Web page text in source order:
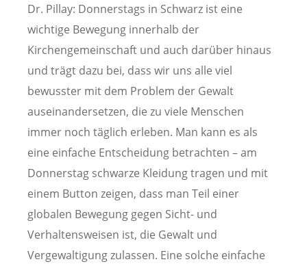
Dr. Pillay: Donnerstags in Schwarz ist eine
wichtige Bewegung innerhalb der
Kirchengemeinschaft und auch darüber hinaus
und trägt dazu bei, dass wir uns alle viel
bewusster mit dem Problem der Gewalt
auseinandersetzen, die zu viele Menschen
immer noch täglich erleben. Man kann es als
eine einfache Entscheidung betrachten – am
Donnerstag schwarze Kleidung tragen und mit
einem Button zeigen, dass man Teil einer
globalen Bewegung gegen Sicht- und
Verhaltensweisen ist, die Gewalt und
Vergewaltigung zulassen. Eine solche einfache